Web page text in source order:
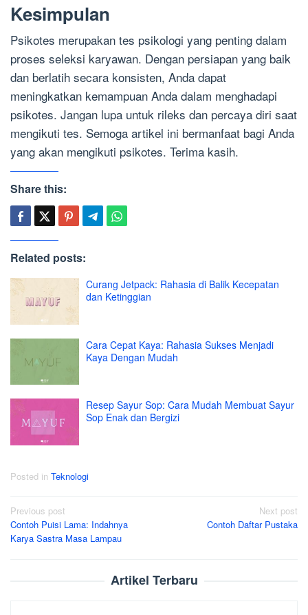
Kesimpulan
Psikotes merupakan tes psikologi yang penting dalam
proses seleksi karyawan. Dengan persiapan yang baik
dan berlatih secara konsisten, Anda dapat
meningkatkan kemampuan Anda dalam menghadapi
psikotes. Jangan lupa untuk rileks dan percaya diri saat
mengikuti tes. Semoga artikel ini bermanfaat bagi Anda
yang akan mengikuti psikotes. Terima kasih.
Share this:
Related posts:
Curang Jetpack: Rahasia di Balik Kecepatan
dan Ketinggian
Cara Cepat Kaya: Rahasia Sukses Menjadi
Kaya Dengan Mudah
Resep Sayur Sop: Cara Mudah Membuat Sayur
Sop Enak dan Bergizi
Posted in Teknologi
Post
navigation
Previous post
Contoh Puisi Lama: Indahnya
Karya Sastra Masa Lampau
Next post
Contoh Daftar Pustaka
Artikel Terbaru